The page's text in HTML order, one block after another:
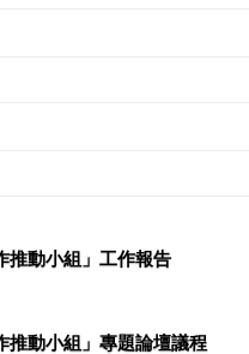
推動小組」工作報告
推動小組」專題論壇議程